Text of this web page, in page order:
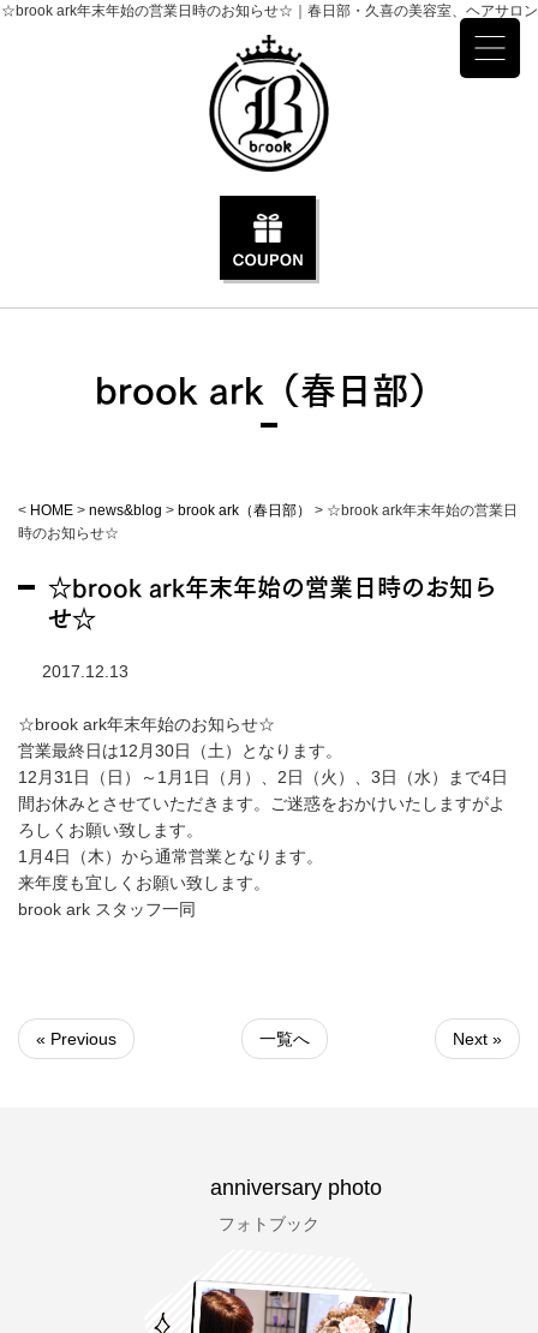
☆brook ark年末年始の営業日時のお知らせ☆｜春日部・久喜の美容室、ヘアサロン
brook ark（春日部）
< HOME > news&blog > brook ark（春日部） > ☆brook ark年末年始の営業日
時のお知らせ☆
☆brook ark年末年始の営業日時のお知ら
せ☆
2017.12.13
☆brook ark年末年始のお知らせ☆
営業最終日は12月30日（土）となります。
12月31日（日）～1月1日（月）、2日（火）、3日（水）まで4日
間お休みとさせていただきます。ご迷惑をおかけいたしますがよ
ろしくお願い致します。
1月4日（木）から通常営業となります。
来年度も宜しくお願い致します。
brook ark スタッフ一同
« Previous 一覧へ Next »
anniversary photo
フォトブック